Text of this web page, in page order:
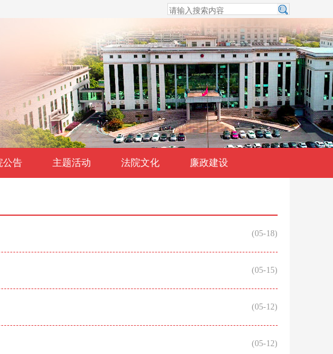
公告 主题活动 法院文化 廉政建设
(05-18)
(05-15)
(05-12)
(05-12)